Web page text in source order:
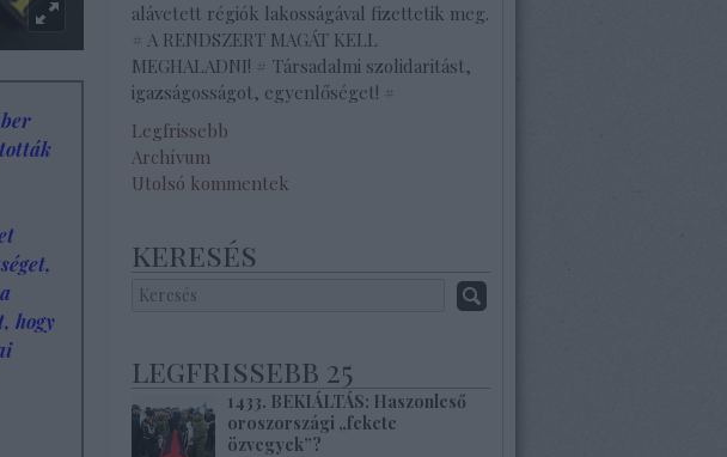
hogy
alávetett régiók lakosságával fizettetik meg.
# A RENDSZERT MAGÁT KELL
MEGHALADNI! # Társadalmi szolidaritást,
igazságosságot, egyenlőséget! #
Legfrissebb
Archívum
Utolsó kommentek
keresés
legfrissebb 25
1433. BEKIÁLTÁS: Haszonleső
oroszországi „fekete
özvegyek”?